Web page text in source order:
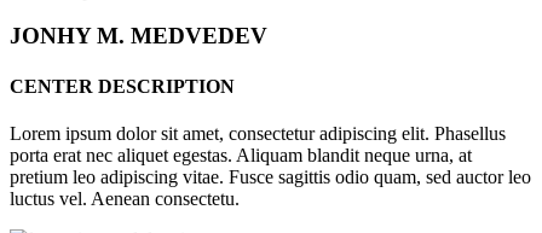
JONHYM. MEDVEDEV
CENTER DESCRIPTION
Lorem ipsum dolor sit amet, consectetur adipiscing elit. Phasellus
porta erat nec aliquet egestas. Aliquam blandit neque urna, at
pretium leo adipiscing vitae. Fusce sagittis odio quam, sed auctor leo
luctus vel. Aenean consectetu.